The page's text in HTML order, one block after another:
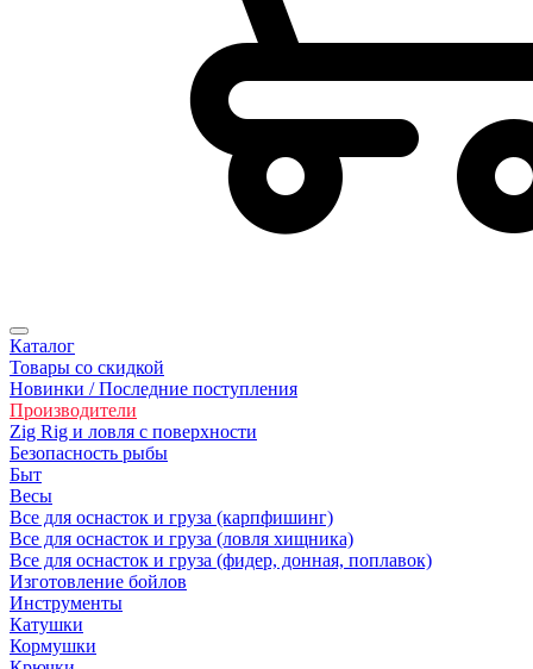
Каталог
Товары со скидкой
Новинки / Последние поступления
Производители
Zig Rig и ловля с поверхности
Безoпасность рыбы
Быт
Весы
Все для оснасток и груза (карпфишинг)
Все для оснасток и груза (ловля хищника)
Все для оснасток и груза (фидер, донная, поплавок)
Изготовление бойлов
Инструменты
Катушки
Кормушки